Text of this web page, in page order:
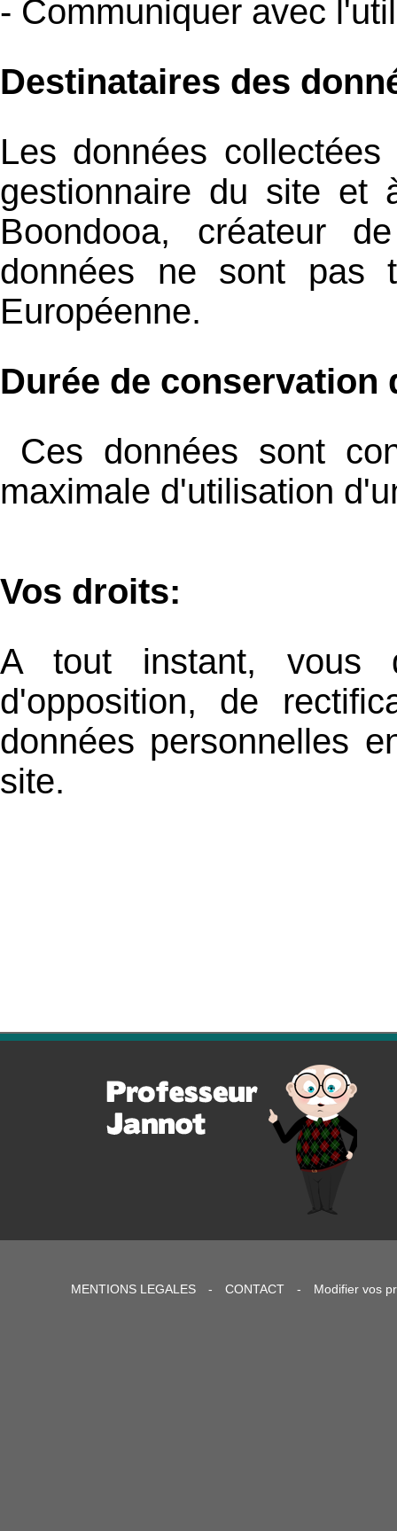
- Communiquer avec
Destinataires des
Les données
gestionnaire du site et
Boondooa, créateur
données ne sont pas
Européenne.
Durée de conservation
Ces données sont
maximale d'utilisation
Vos droits:
A tout instant, vous
d'opposition, de
données personnelles
site.
MENTIONS LEGALES - CONTACT - Modifier vos